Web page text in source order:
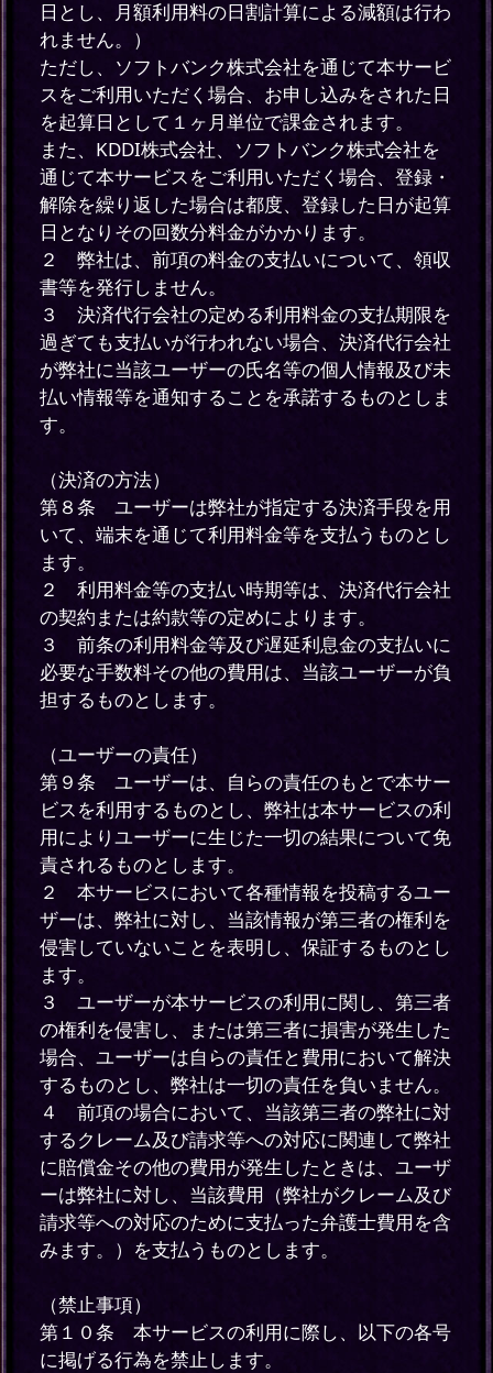
日とし、月額利用料の日割計算による減額は行わ
れません。）
ただし、ソフトバンク株式会社を通じて本サービ
スをご利用いただく場合、お申し込みをされた日
を起算日として１ヶ月単位で課金されます。
また、KDDI株式会社、ソフトバンク株式会社を
通じて本サービスをご利用いただく場合、登録・
解除を繰り返した場合は都度、登録した日が起算
日となりその回数分料金がかかります。
２ 弊社は、前項の料金の支払いについて、領収
書等を発行しません。
３ 決済代行会社の定める利用料金の支払期限を
過ぎても支払いが行われない場合、決済代行会社
が弊社に当該ユーザーの氏名等の個人情報及び未
払い情報等を通知することを承諾するものとしま
す。
（決済の方法）
第８条 ユーザーは弊社が指定する決済手段を用
いて、端末を通じて利用料金等を支払うものとし
ます。
２ 利用料金等の支払い時期等は、決済代行会社
の契約または約款等の定めによります。
３ 前条の利用料金等及び遅延利息金の支払いに
必要な手数料その他の費用は、当該ユーザーが負
担するものとします。
（ユーザーの責任）
第９条 ユーザーは、自らの責任のもとで本サー
ビスを利用するものとし、弊社は本サービスの利
用によりユーザーに生じた一切の結果について免
責されるものとします。
２ 本サービスにおいて各種情報を投稿するユー
ザーは、弊社に対し、当該情報が第三者の権利を
侵害していないことを表明し、保証するものとし
ます。
３ ユーザーが本サービスの利用に関し、第三者
の権利を侵害し、または第三者に損害が発生した
場合、ユーザーは自らの責任と費用において解決
するものとし、弊社は一切の責任を負いません。
４ 前項の場合において、当該第三者の弊社に対
するクレーム及び請求等への対応に関連して弊社
に賠償金その他の費用が発生したときは、ユーザ
ーは弊社に対し、当該費用（弊社がクレーム及び
請求等への対応のために支払った弁護士費用を含
みます。）を支払うものとします。
（禁止事項）
第１０条 本サービスの利用に際し、以下の各号
に掲げる行為を禁止します。